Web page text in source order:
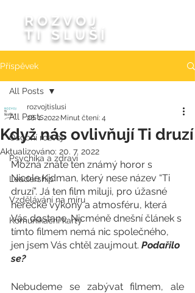
ROZVOJ
TI SLUŠÍ
Příspěvek
All Posts
Osobní rozvoj
Psychika a zdraví
Leadership
Vzdělávání na míru
Komunikační karty
All Posts
Když nás ovlivňují Ti druzí
rozvojtislusi
28. 1. 2022 Minut čtení: 4
Aktualizováno: 20. 7. 2022
Možná znáte ten známý horor s
Nicole Kidman, který nese název “Ti
druzí”. Já ten film miluji, pro úžasné
herecké výkony a atmosféru, která
Vás dostane. Nicméně dnešní článek s
tímto filmem nemá nic společného,
jen jsem Vás chtěl zaujmout. Podařilo
se?
Nebudeme se zabývat filmem, ale